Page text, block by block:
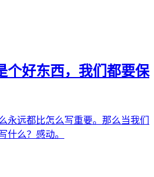
个好东西，我们都要保
永远都比怎么写重要。那么当我们
什么？感动。